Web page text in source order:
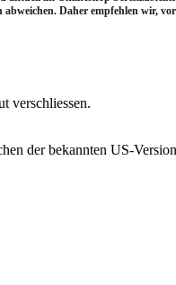
Daher empfehlen wir,
verschliessen.
der bekannten US-